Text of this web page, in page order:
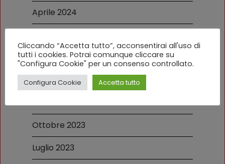
Aprile 2024
Febbraio 2024
Dicembre 2023
Novembre 2023
Ottobre 2023
Luglio 2023
Cliccando “Accetta tutto”, acconsentirai all'uso di
tutti i cookies. Potrai comunque cliccare su
"Configura Cookie" per un consenso controllato.
Configura Cookie Accetta tutto